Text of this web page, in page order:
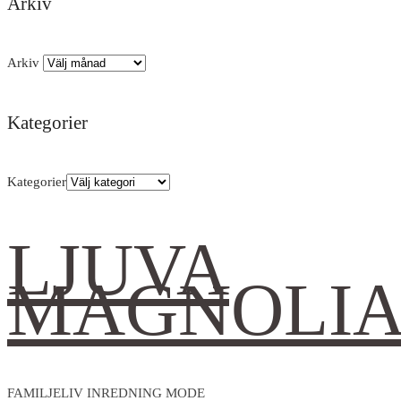
Arkiv
Kategorier
Kategorier
LJUVA
FAMILJELIV INREDNING MODE